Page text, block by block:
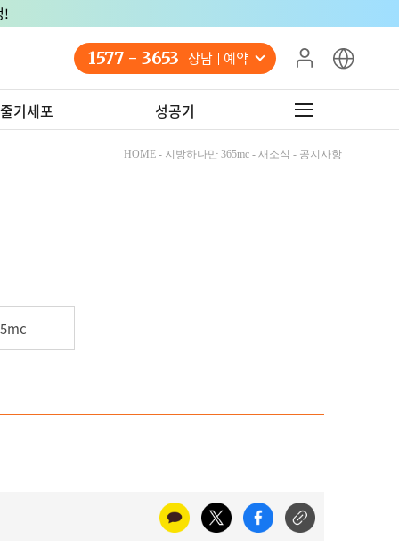
!
1577 - 3653 상담 예약
기세포 성공기
HOME - 지방하나만 365mc - 새소식 - 공지사항